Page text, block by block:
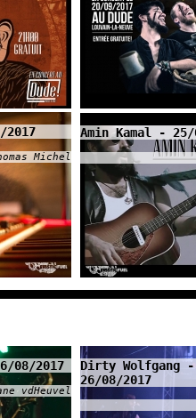
Michel
Amin Kamal - 25/
08/2017
vdHeuvel
Dirty Wolfgang
26/08/2017